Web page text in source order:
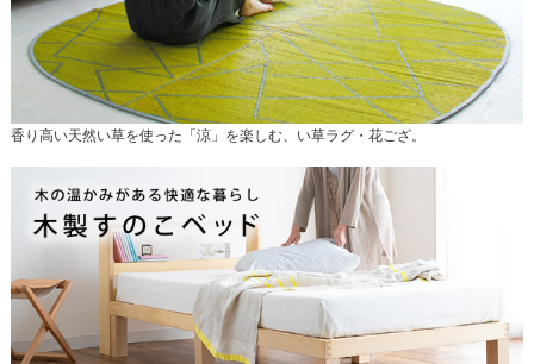
香り高い天然い草を使った「涼」を楽しむ、い草ラグ・花ござ。